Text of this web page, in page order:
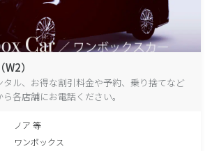
）
タル、お得な割引料金や予約、乗り捨てなど
各店舗にお電話ください。
ノア 等
ワンボックス